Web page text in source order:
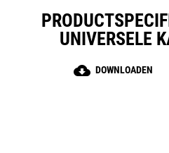
UNIVERSELE
cloud_download DOWNLOADEN